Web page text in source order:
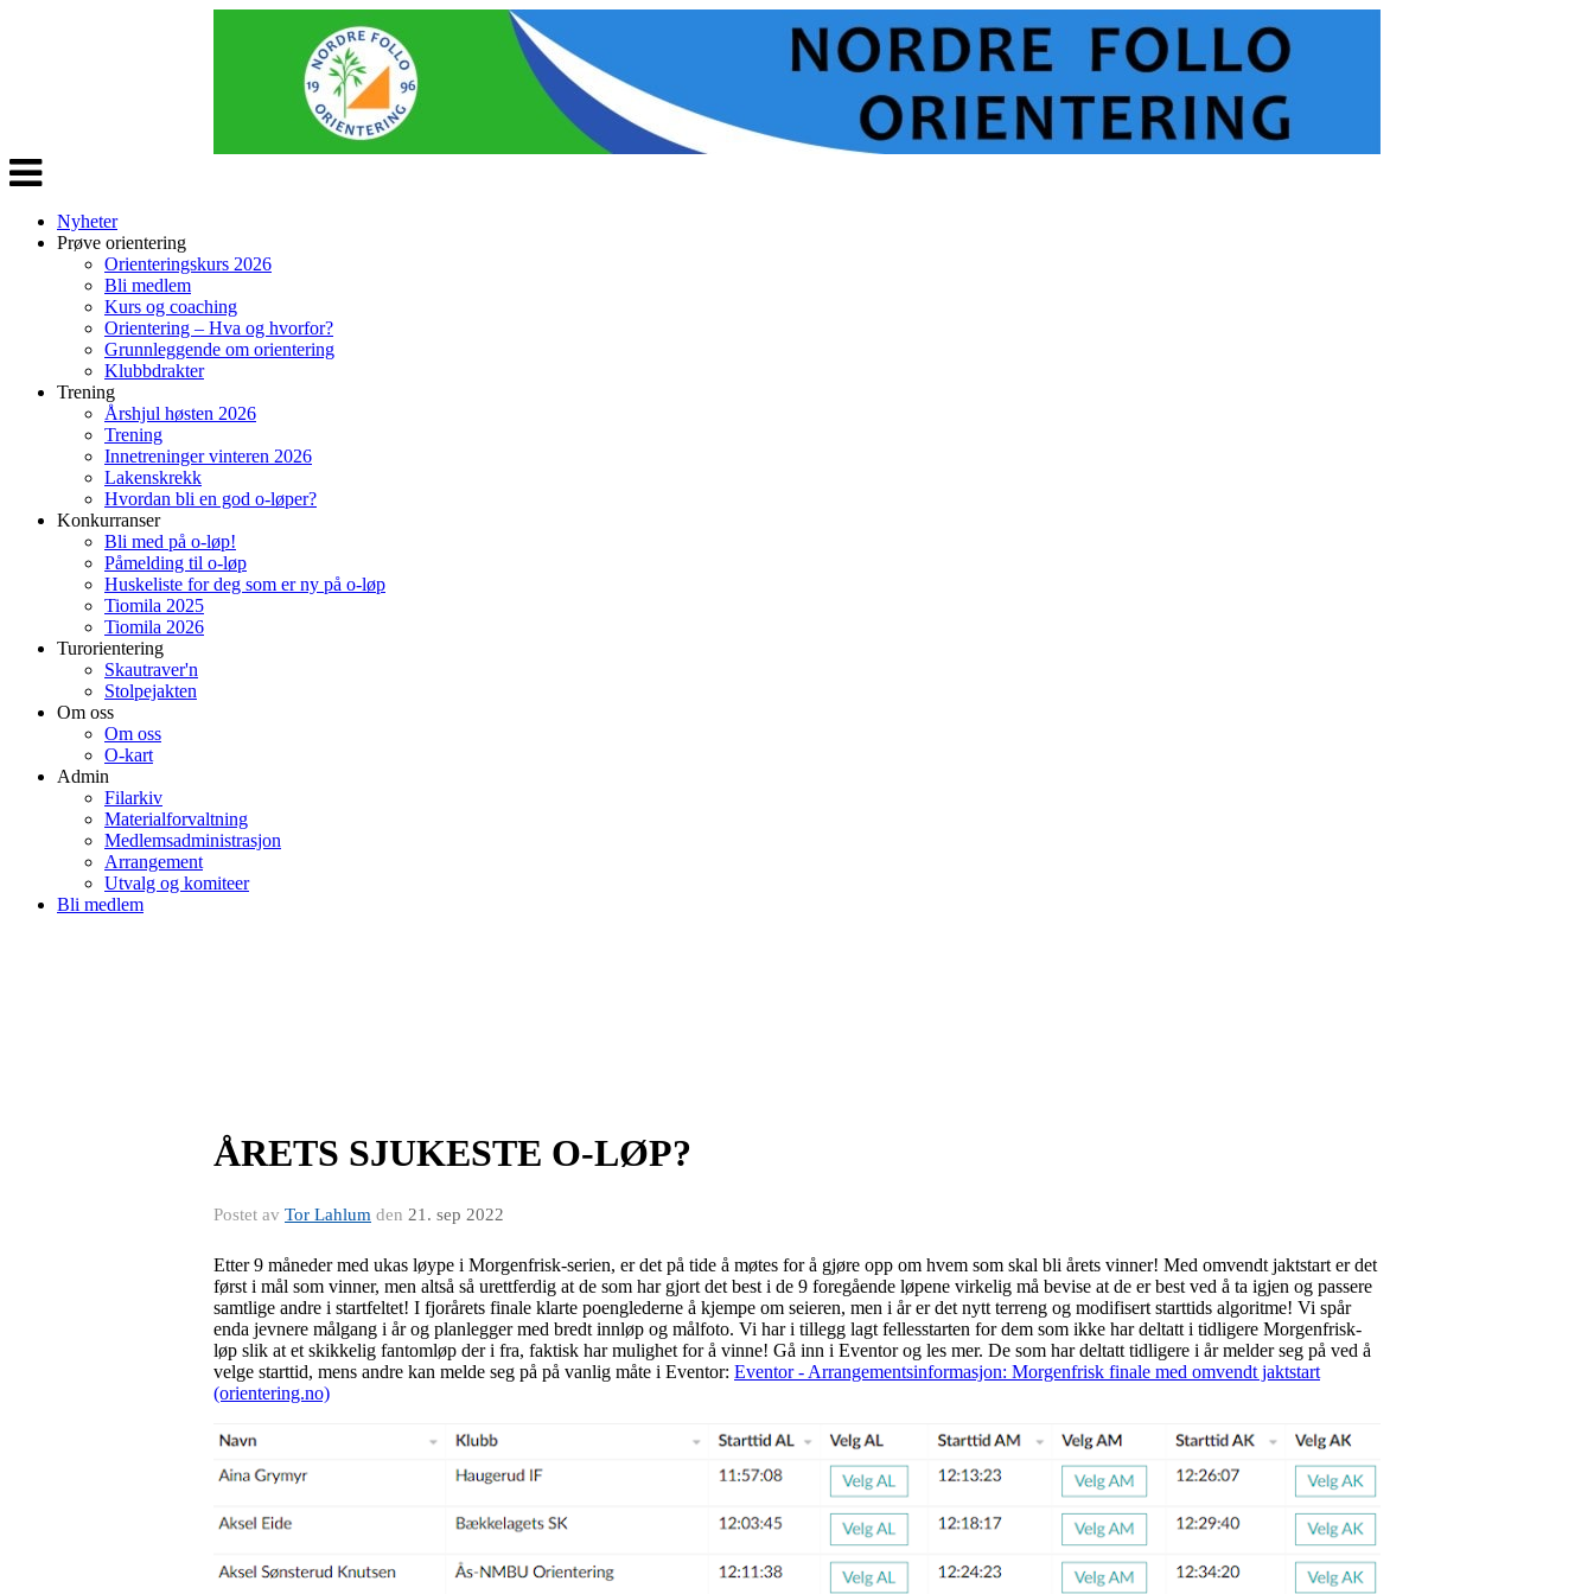
Veksle
navigasjon
Nyheter
Prøve orientering
Orienteringskurs 2026
Bli medlem
Kurs og coaching
Orientering – Hva og hvorfor?
Grunnleggende om orientering
Klubbdrakter
Trening
Årshjul høsten 2026
Trening
Innetreninger vinteren 2026
Lakenskrekk
Hvordan bli en god o-løper?
Konkurranser
Bli med på o-løp!
Påmelding til o-løp
Huskeliste for deg som er ny på o-løp
Tiomila 2025
Tiomila 2026
Turorientering
Skautraver'n
Stolpejakten
Om oss
Om oss
O-kart
Admin
Filarkiv
Materialforvaltning
Medlemsadministrasjon
Arrangement
Utvalg og komiteer
Bli medlem
ÅRETS SJUKESTE O-LØP?
Postet av Tor Lahlum den 21. sep 2022
Etter 9 måneder med ukas løype i Morgenfrisk-serien, er det på tide å møtes for å gjøre opp om hvem som skal bli årets vinner! Med omvendt jaktstart er det
først i mål som vinner, men altså så urettferdig at de som har gjort det best i de 9 foregående løpene virkelig må bevise at de er best ved å ta igjen og passere
samtlige andre i startfeltet! I fjorårets finale klarte poenglederne å kjempe om seieren, men i år er det nytt terreng og modifisert starttids algoritme! Vi spår
enda jevnere målgang i år og planlegger med bredt innløp og målfoto. Vi har i tillegg lagt fellesstarten for dem som ikke har deltatt i tidligere Morgenfrisk-
løp slik at et skikkelig fantomløp der i fra, faktisk har mulighet for å vinne! Gå inn i Eventor og les mer. De som har deltatt tidligere i år melder seg på ved å
velge starttid, mens andre kan melde seg på på vanlig måte i Eventor: Eventor - Arrangementsinformasjon: Morgenfrisk finale med omvendt jaktstart
(orientering.no)